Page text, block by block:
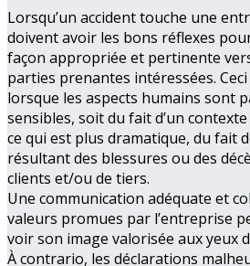
Lorsqu’un accident touche une
doivent avoir les bons réflexes
façon appropriée et pertinente
parties prenantes intéressées.
lorsque les aspects humains sont
sensibles, soit du fait d’un
ce qui est plus dramatique, du fait
résultant des blessures ou des
clients et/ou de tiers.
Une communication adéquate et
valeurs promues par l’entreprise
voir son image valorisée aux yeux
À contrario, les déclarations